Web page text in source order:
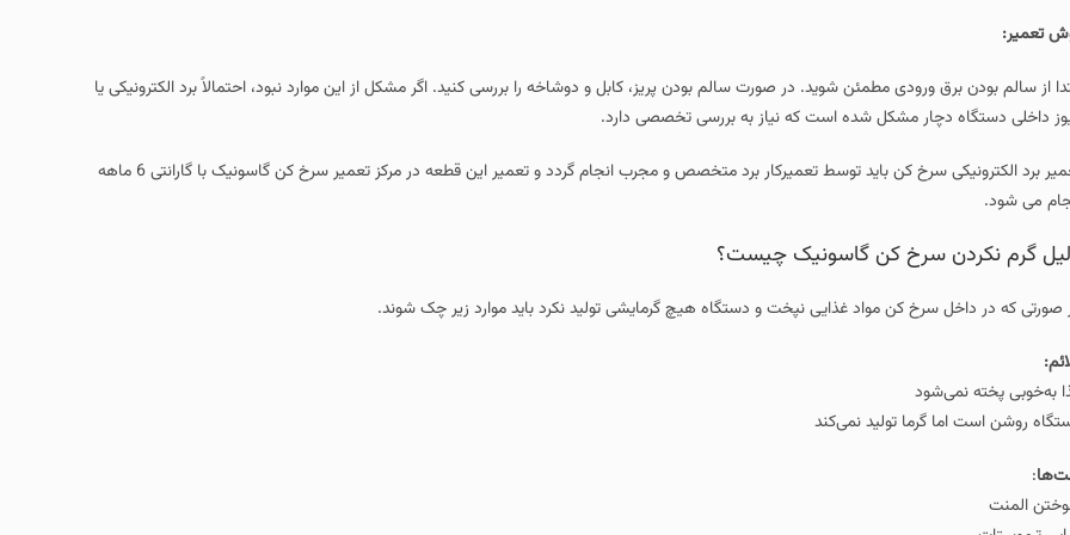
تعمیر:
از سالم بودن برق ورودی مطمئن شوید. در صورت سالم بودن پریز، کابل و دوشاخه را بررسی کنید. اگر مشکل از این موارد نبود، احتمالاً برد الکترونیکی یا
داخلی دستگاه دچار مشکل شده است که نیاز به بررسی تخصصی دارد.
تعمیر برد الکترونیکی سرخ کن باید توسط تعمیرکار برد متخصص و مجرب انجام گردد و تعمیر این قطعه در مرکز تعمیر سرخ کن گاسونیک با گارانتی 6 ماهه
می شود.
گرم نکردن سرخ کن گاسونیک چیست؟
صورتی که در داخل سرخ کن مواد غذایی نپخت و دستگاه هیچ گرمایشی تولید نکرد باید موارد زیر چک شوند.
به‌خوبی پخته نمی‌شود
روشن است اما گرما تولید نمی‌کند
:
المنت